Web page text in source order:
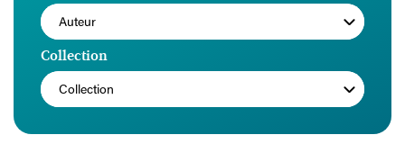
Auteur
Collection
Collection